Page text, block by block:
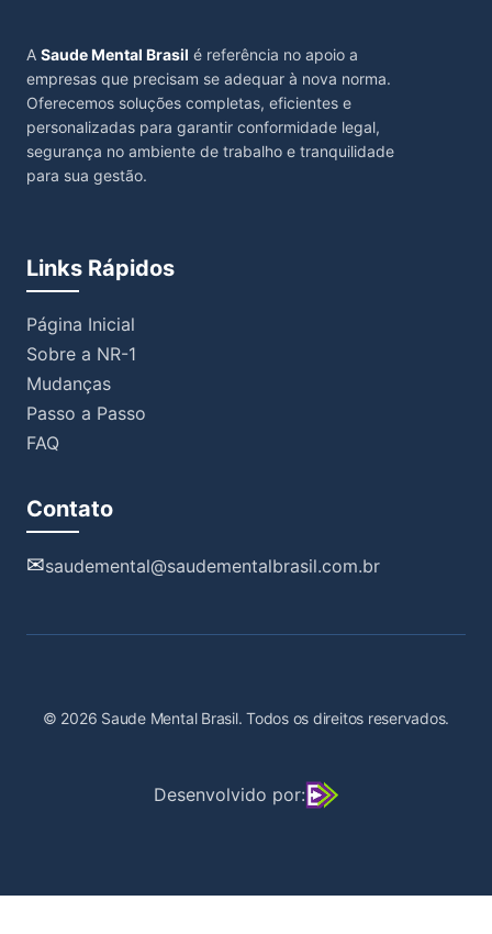
A Saude Mental Brasil é referência no apoio a
empresas que precisam se adequar à nova norma.
Oferecemos soluções completas, eficientes e
personalizadas para garantir conformidade legal,
segurança no ambiente de trabalho e tranquilidade
para sua gestão.
Links Rápidos
Página Inicial
Sobre a NR-1
Mudanças
Passo a Passo
FAQ
Contato
saudemental@saudementalbrasil.com.br
© 2026 Saude Mental Brasil. Todos os direitos reservados.
Desenvolvido por: